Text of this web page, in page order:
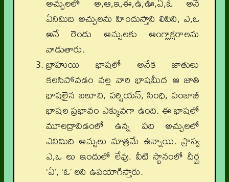
ఏనిమిది అచ్చులను హిందుస్తాని లిపిని, ఎ,ఒ
అనే రెండు అచ్చులకు ఆంగ్లాక్షరాలను
వాడుతారు.
బ్రాహుయి భాషలో అనేక జాతులు
కలసిపోవడం వల్ల వారి భాషమీద ఆ జాతి
భాషలైన బలూచి, పర్షియన్‌, సింధి, పంజాబీ
భాషల ప్రభావం ఎక్కువగా ఉంది. ఈ భాషలో
మూలద్రావిడంలో ఉన్న పది అచ్చులలో
ఎనిమిది అచ్చులు మాత్రమే ఉన్నాయి. ప్రాస్వ
ఎ,ఒ లు ఇందులో లేవు. వీటి స్థానంలో దీర్ఘ
‘ఏ’, ‘ఓ’ లని ఉపయోగిస్తారు.